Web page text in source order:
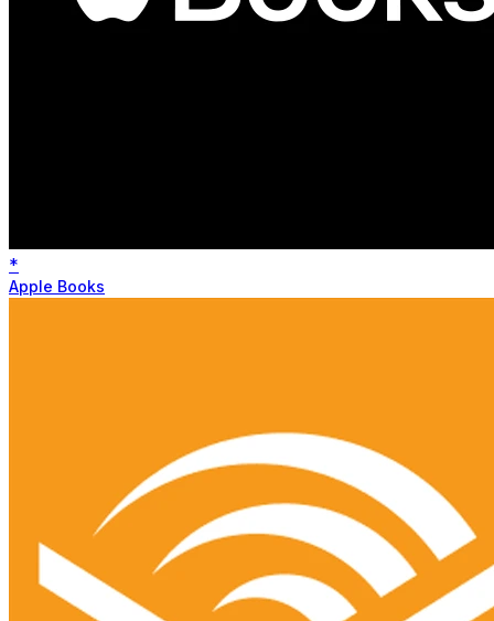
*
Apple Books